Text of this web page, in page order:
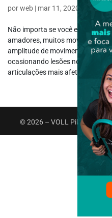
porweb | mar 11, 2020
Não importa se você está
amadores, muitos movimentos
amplitude de movimento com
ocasionando lesões no ombro
articulações mais afetadas nos...
© 2026 – VOLL Pilates